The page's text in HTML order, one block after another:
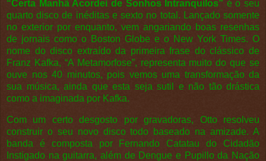
“Certa Manhã Acordei de Sonhos Intranquilos” é o seu
quarto disco de inéditas e sexto no total. Lançado somente
no exterior por enquanto, vem angariando boas resenhas
de jornais como o Boston Globe e o New York Times. O
nome do disco extraído da primeira frase do clássico de
Franz Kafka, “A Metamorfose”, representa muito do que se
ouve nos 40 minutos, pois vemos uma transformação da
sua música, ainda que esta seja sutil e não tão drástica
como a imaginada por Kafka.
Com um certo desgosto por gravadoras, Otto resolveu
construir o seu novo disco todo baseado na amizade. A
banda é composta por Fernando Catatau do Cidadão
Instigado na guitarra, além de Dengue e Pupillo da Nação